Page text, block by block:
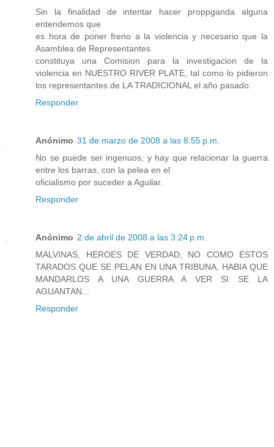
Sin la finalidad de intentar hacer proppganda alguna
entendemos que
es hora de poner freno a la violencia y necesario que la
Asamblea de Representantes
constituya una Comision para la investigacion de la
violencia en NUESTRO RIVER PLATE, tal como lo pidieron
los representantes de LA TRADICIONAL el año pasado.
Responder
Anónimo 31 de marzo de 2008 a las 8:55 p.m.
No se puede ser ingenuos, y hay que relacionar la guerra
entre los barras, con la pelea en el
oficialismo por suceder a Aguilar.
Responder
Anónimo 2 de abril de 2008 a las 3:24 p.m.
MALVINAS, HEROES DE VERDAD, NO COMO ESTOS
TARADOS QUE SE PELAN EN UNA TRIBUNA, HABIA QUE
MANDARLOS A UNA GUERRA A VER SI SE LA
AGUANTAN...
Responder